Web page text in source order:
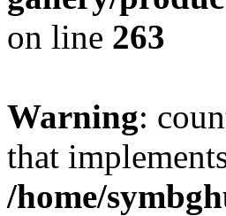
on line 263
Warning:
that
/home/